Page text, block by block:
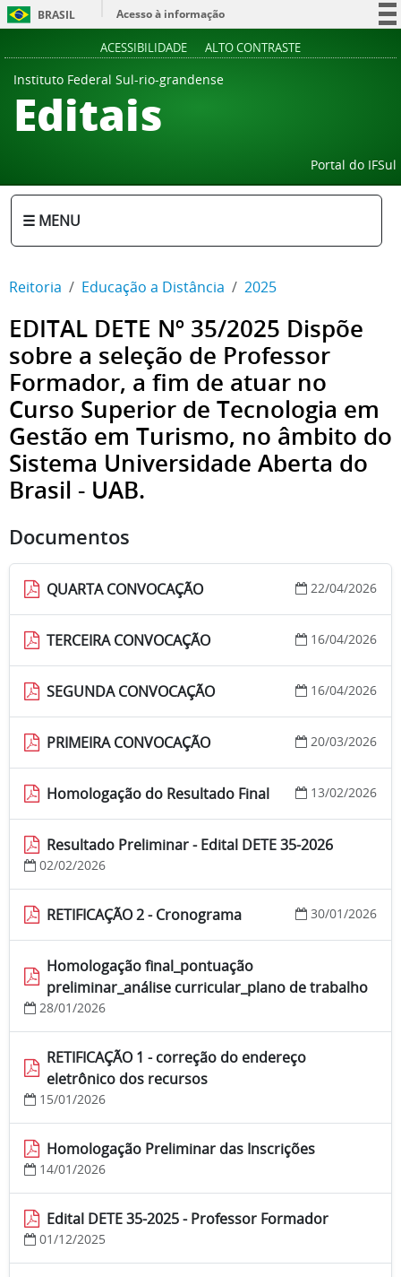
BRASIL
Acesso à informação
ACESSIBILIDADE ALTO CONTRASTE
Instituto Federal Sul-rio-grandense
Editais
Portal do IFSul
☰ MENU
Reitoria Educação a Distância 2025
EDITAL DETE Nº 35/2025 Dispõe
sobre a seleção de Professor
Formador, a fim de atuar no
Curso Superior de Tecnologia em
Gestão em Turismo, no âmbito do
Sistema Universidade Aberta do
Brasil - UAB.
Documentos
QUARTA CONVOCAÇÃO 22/04/2026
TERCEIRA CONVOCAÇÃO 16/04/2026
SEGUNDA CONVOCAÇÃO 16/04/2026
PRIMEIRA CONVOCAÇÃO 20/03/2026
Homologação do Resultado Final 13/02/2026
Resultado Preliminar - Edital DETE 35-2026
02/02/2026
RETIFICAÇÃO 2 - Cronograma 30/01/2026
Homologação final_pontuação
preliminar_análise curricular_plano de trabalho
28/01/2026
RETIFICAÇÃO 1 - correção do endereço
eletrônico dos recursos
15/01/2026
Homologação Preliminar das Inscrições
14/01/2026
Edital DETE 35-2025 - Professor Formador
01/12/2025